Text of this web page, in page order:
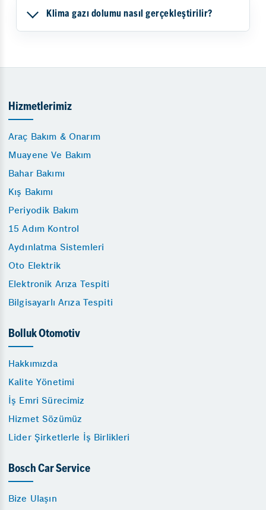
Klima gazı dolumu nasıl gerçekleştirilir?
Hizmetlerimiz
Araç Bakım & Onarım
Muayene Ve Bakım
Bahar Bakımı
Kış Bakımı
Periyodik Bakım
15 Adım Kontrol
Aydınlatma Sistemleri
Oto Elektrik
Elektronik Arıza Tespiti
Bilgisayarlı Arıza Tespiti
Bolluk Otomotiv
Hakkımızda
Kalite Yönetimi
İş Emri Sürecimiz
Hizmet Sözümüz
Lider Şirketlerle İş Birlikleri
Bosch Car Service
Bize Ulaşın